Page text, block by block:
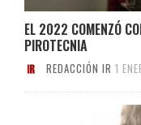
EL 2022 COMENZÓ
PIROTECNIA
REDACCIÓN IR 1